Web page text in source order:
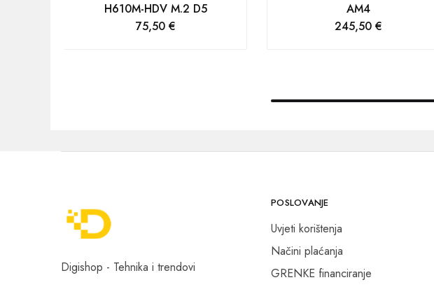
H610M-HDV M.2 D5
75,50 €
AM4
245,50 €
Digishop - Tehnika i trendovi
POSLOVANJE
Uvjeti korištenja
Načini plaćanja
GRENKE financiranje